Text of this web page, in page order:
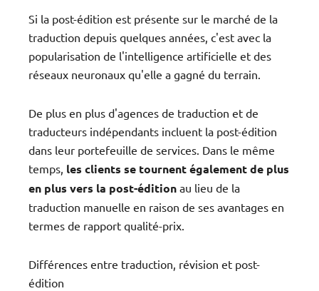
Si la post-édition est présente sur le marché de la
traduction depuis quelques années, c'est avec la
popularisation de l'intelligence artificielle et des
réseaux neuronaux qu'elle a gagné du terrain.
De plus en plus d'agences de traduction et de
traducteurs indépendants incluent la post-édition
dans leur portefeuille de services. Dans le même
temps, les clients se tournent également de plus
en plus vers la post-édition au lieu de la
traduction manuelle en raison de ses avantages en
termes de rapport qualité-prix.
Différences entre traduction, révision et post-
édition